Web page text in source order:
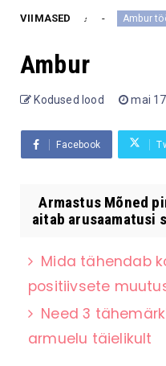
VIIMASED
Ambur tööhoroskoop
Ambur
Kodused lood mai
Facebook
Armastus Mõned
aitab arusaamatusi
Mida tähendab
positiivsete
Need 3
armuelu täielikult